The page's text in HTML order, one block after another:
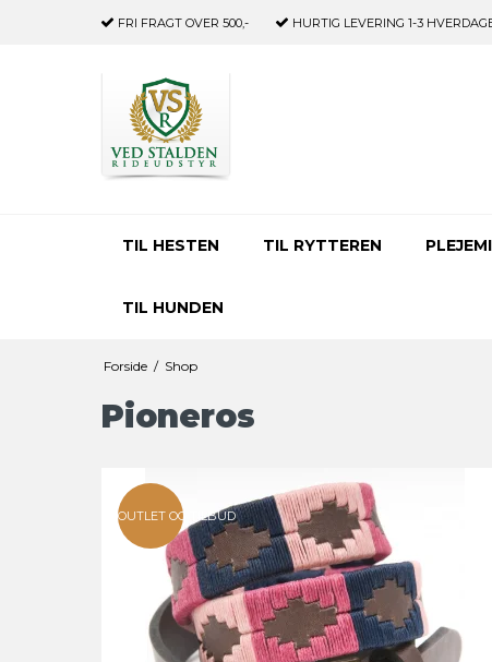
FRI FRAGT OVER 500,- HURTIG LEVERING 1-3
TIL HESTEN TIL RYTTEREN
TIL HUNDEN
Forside / Shop
Pioneros
OUTLET OG TILBUD